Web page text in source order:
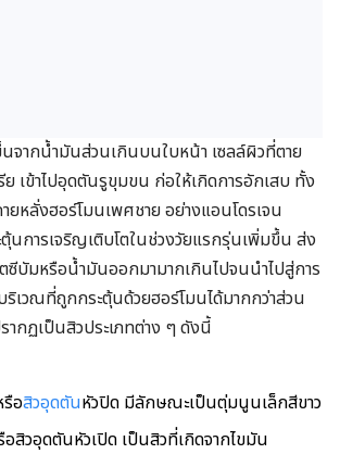
จากน้ำมันส่วนเกินบนใบหน้า เซลล์ผิวที่ตาย
เข้าไปอุดตันรูขุมขน ก่อให้เกิดการอักเสบ ทั้ง
ยหลั่งฮอร์โมนเพศชาย อย่างแอนโดรเจน
นการเจริญเติบโตในช่วงวัยแรกรุ่นเพิ่มขึ้น ส่ง
บัมหรือน้ำมันออกมามากเกินไปจนนำไปสู่การ
ริเวณที่ถูกกระตุ้นด้วยฮอร์โมนได้มากกว่าส่วน
ากฏเป็นสิวประเภทต่าง ๆ ดังนี้
รือสิวอุดตันหัวปิด มีลักษณะเป็นตุ่มนูนเล็กสีขาว
อสิวอุดตันหัวเปิด เป็นสิวที่เกิดจากไขมัน